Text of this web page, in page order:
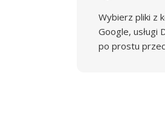
Wybierz pliki z
Google, usługi
po prostu